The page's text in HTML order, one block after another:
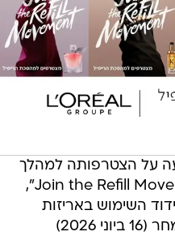
על הצטרפותה למהלך
הגלובלי של החברה "Join the Refill Movement",
השימוש באריזות
למילוי חוזר. המהלך, שיחל מחר (16 ביוני 2026)